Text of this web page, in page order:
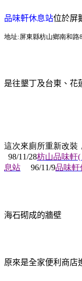
品味軒休息站位於屏
地址: 屏東縣枋山鄉南和路
是往墾丁及台東、花
這次來廁所重新改裝
98/11/28枋山品味軒(
息站 96/11/9品味軒
海石砌成的牆壁
原來是全家便利商店